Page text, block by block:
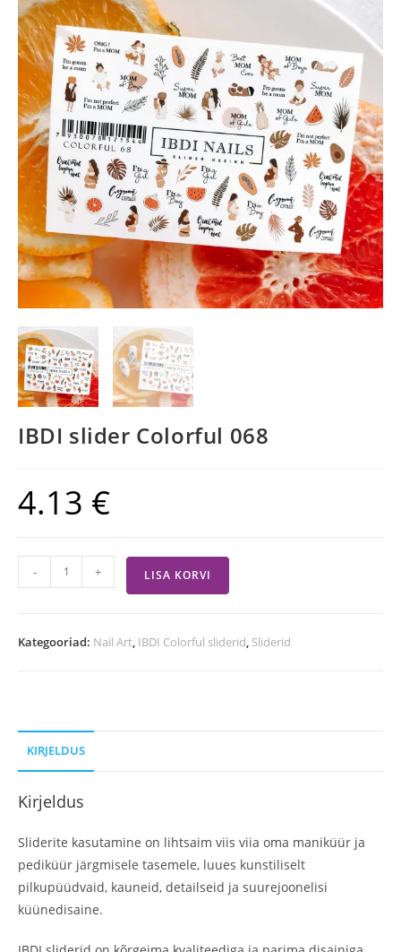
IBDI slider Colorful 068
4.13 €
- + LISA KORVI
Kategooriad: Nail Art, IBDI Colorful sliderid, Sliderid
KIRJELDUS
Kirjeldus
Sliderite kasutamine on lihtsaim viis viia oma maniküür ja
pediküür järgmisele tasemele, luues kunstiliselt
pilkupüüdvaid, kauneid, detailseid ja suurejoonelisi
küünedisaine.